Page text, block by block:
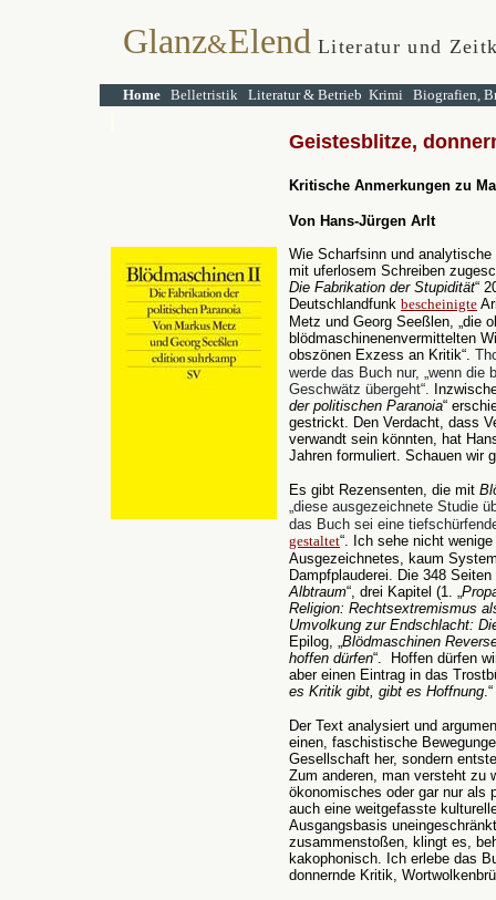
Glanz&Elend Literatur und
Home Belletristik Literatur & Betrieb Krimi Biografien,
Geistesblitze,
Kritische Anmerkungen zu
Von Hans-Jürgen Arlt
Wie Scharfsinn und
mit uferlosem Schreiben
Die Fabrikation der Stupidität“
Deutschlandfunk bescheinigte
Metz und Georg Seeßlen, „die
blödmaschinenenvermittelten
obszönen Exzess an Kritik“.
werde das Buch nur, „wenn die
Geschwätz übergeht“.
der politischen Paranoia“
gestrickt. Den Verdacht, dass
verwandt sein könnten, hat
Jahren formuliert. Schauen wir
Es gibt Rezensenten, die mit
„diese ausgezeichnete Studie
das Buch sei eine
gestaltet“. Ich sehe nicht
Ausgezeichnetes, kaum
Dampfplauderei. Die 348
Albtraum“, drei Kapitel (1. „
Religion: Rechtsextremismus
Umvolkung zur Endschlacht:
Epilog, „Blödmaschinen
hoffen dürfen“. Hoffen dürfen
aber einen Eintrag in das
es Kritik gibt, gibt es Hoffnung
Der Text analysiert und
einen, faschistische
Gesellschaft her, sondern
Zum anderen, man versteht zu
ökonomisches oder gar nur als
auch eine weitgefasste
Ausgangsbasis
zusammenstoßen, klingt es,
kakophonisch. Ich erlebe das
donnernde Kritik,